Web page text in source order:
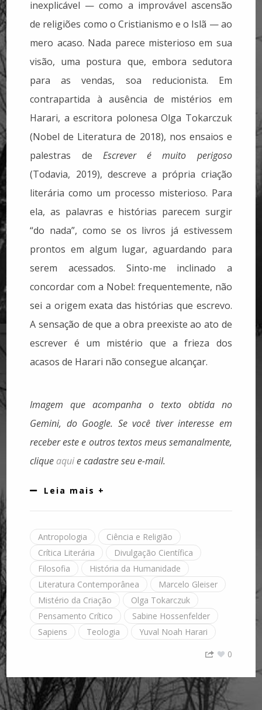
inexplicável — como a improvável ascensão
de religiões como o Cristianismo e o Islã — ao
mero acaso. Nada parece misterioso em sua
visão, uma postura que, embora sedutora
para as vendas, soa reducionista. Em
contrapartida à ausência de mistérios em
Harari, a escritora polonesa Olga Tokarczuk
(Nobel de Literatura de 2018), nos ensaios e
palestras de Escrever é muito perigoso
(Todavia, 2019), descreve a própria criação
literária como um processo misterioso. Para
ela, as palavras e histórias parecem surgir
“do nada”, como se os livros já estivessem
prontos em algum lugar, aguardando para
serem acessados. Sinto-me inclinado a
concordar com a Nobel: frequentemente, não
sei a origem exata das histórias que escrevo.
A sensação de que a obra preexiste ao ato de
escrever é um mistério que a frieza dos
acasos de Harari não consegue alcançar.
Imagem que acompanha o texto obtida no
Gemini, do Google. Se você tiver interesse em
receber este e outros textos meus semanalmente,
clique aquie cadastre seu e-mail.
Leia mais +
Antropologia
Ciência e Religião
Crítica Literária
Divulgação Científica
Filosofia
História da Humanidade
Literatura Contemporânea
Marcelo Gleiser
Mistério da Criação
Olga Tokarczuk
Pensamento Crítico
Sabine Hossenfelder
Sapiens
Teologia
Yuval Noah Harari
0